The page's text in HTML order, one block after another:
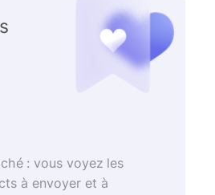
: vous voyez les
à envoyer et à